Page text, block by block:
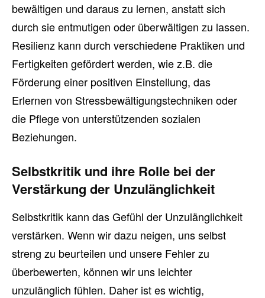
bewältigen und daraus zu lernen, anstatt sich
durch sie entmutigen oder überwältigen zu lassen.
Resilienz kann durch verschiedene Praktiken und
Fertigkeiten gefördert werden, wie z.B. die
Förderung einer positiven Einstellung, das
Erlernen von Stressbewältigungstechniken oder
die Pflege von unterstützenden sozialen
Beziehungen.
Selbstkritik und ihre Rolle bei der
Verstärkung der Unzulänglichkeit
Selbstkritik kann das Gefühl der Unzulänglichkeit
verstärken. Wenn wir dazu neigen, uns selbst
streng zu beurteilen und unsere Fehler zu
überbewerten, können wir uns leichter
unzulänglich fühlen. Daher ist es wichtig,